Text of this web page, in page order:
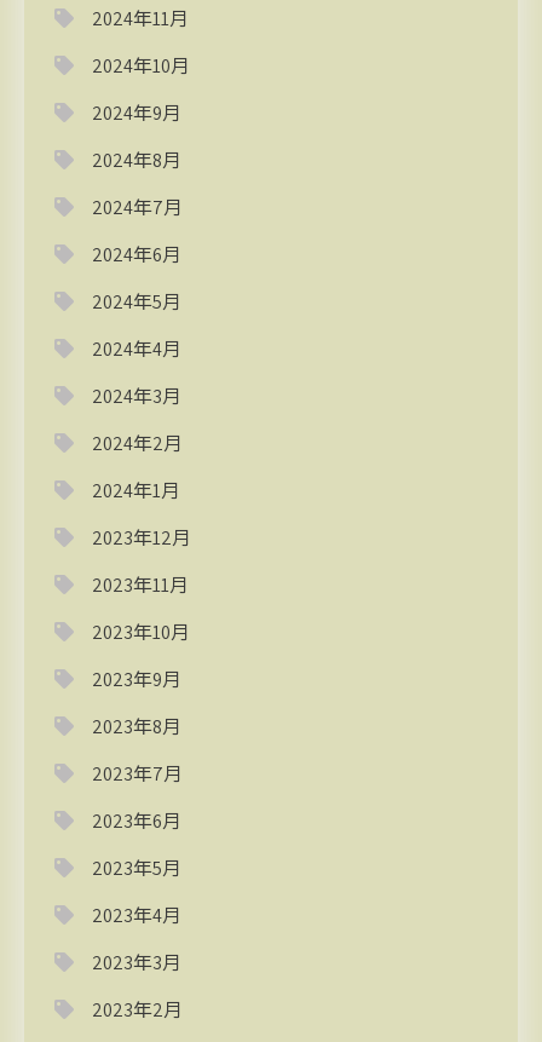
2024年11月
2024年10月
2024年9月
2024年8月
2024年7月
2024年6月
2024年5月
2024年4月
2024年3月
2024年2月
2024年1月
2023年12月
2023年11月
2023年10月
2023年9月
2023年8月
2023年7月
2023年6月
2023年5月
2023年4月
2023年3月
2023年2月